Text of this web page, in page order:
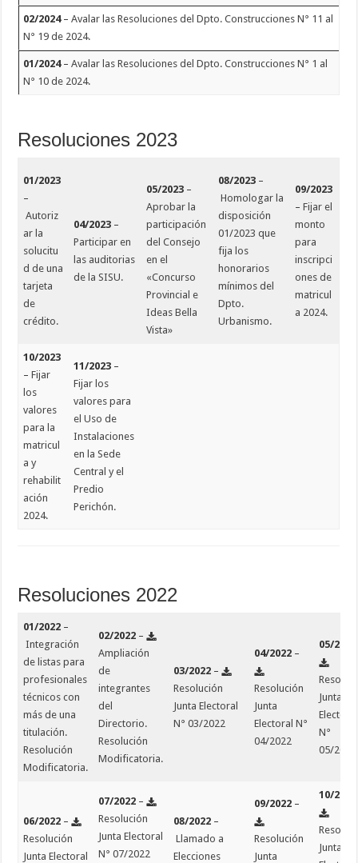
02/2024–Avalar las Resoluciones del Dpto. Construcciones N° 11 al
N° 19 de 2024.
01/2024–Avalar las Resoluciones del Dpto. Construcciones N° 1 al
N° 10 de 2024.
Resoluciones 2023
01/2023
–
Autoriz
ar la
solucitu
d de una
tarjeta
de
crédito.
04/2023 –
Participar en
las auditorias
de la SISU.
05/2023 –
Aprobar la
participación
del Consejo
en el
«Concurso
Provincial e
Ideas Bella
Vista»
08/2023 –
Homologar la
disposición
01/2023 que
fija los
honorarios
mínimos del
Dpto.
Urbanismo.
09/2023
–Fijar el
monto
para
inscripci
ones de
matricul
a 2024.
10/2023
–Fijar
los
valores
para la
matricul
a y
rehabilit
ación
2024.
11/2023 –
Fijar los
valores para
el Uso de
Instalaciones
en la Sede
Central y el
Predio
Perichón.
Resoluciones 2022
01/2022 –
Integración
de listas para
profesionales
técnicos con
más de una
titulación.
Resolución
Modificatoria.
02/2022 –
Ampliación
de
integrantes
del
Directorio.
Resolución
Modificatoria.
03/2022 –
Resolución
Junta Electoral
N° 03/2022
04/2022 –
Resolución
Junta
Electoral N°
04/2022
05/2022
Junta
Electoral
N°
05/2022
06/2022 –
Resolución
Junta Electoral
07/2022 –
Resolución
Junta Electoral
N° 07/2022
08/2022 –
Llamado a
Elecciones
09/2022 –
Resolución
Junta
10/2022
Junta